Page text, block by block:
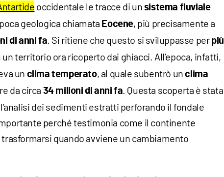
occidentale le tracce di un sistema fluviale
geologica chiamata Eocene, più precisamente a
di anni fa. Si ritiene che questo si sviluppasse per più
un territorio ora ricoperto dai ghiacci. All’epoca, infatti,
un clima temperato, al quale subentrò unclima
da circa 34 milioni di anni fa. Questa scoperta è stata
dei sedimenti estratti perforando il fondale
perché testimonia come il continente
quando avviene un cambiamento